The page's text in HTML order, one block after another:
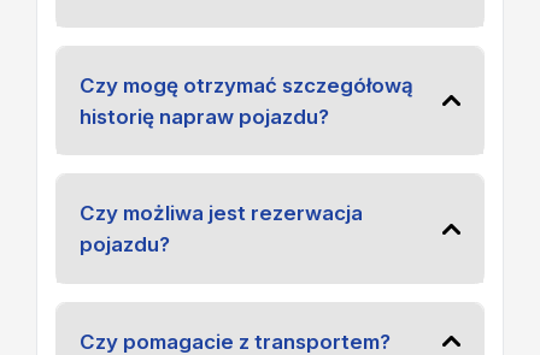
Czy mogę otrzymać szczegółową
historię napraw pojazdu?
Czy możliwa jest rezerwacja
pojazdu?
Czy pomagacie z transportem?